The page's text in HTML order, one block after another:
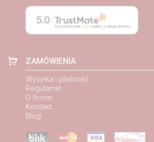
5.0
Na podstawie 884opinii z całego okresu
ZAMÓWIENIA
Wysyłka i płatność
Regulamin
O firmie
Kontakt
Blog